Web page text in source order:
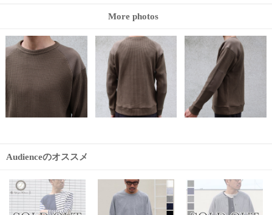
More photos
Audienceのオススメ